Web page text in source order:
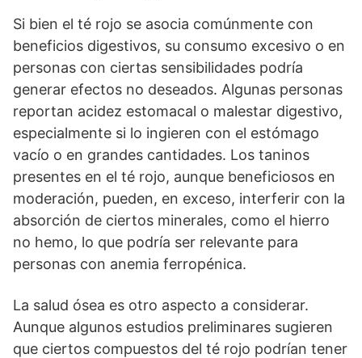
Si bien el té rojo se asocia comúnmente con
beneficios digestivos, su consumo excesivo o en
personas con ciertas sensibilidades podría
generar efectos no deseados. Algunas personas
reportan acidez estomacal o malestar digestivo,
especialmente si lo ingieren con el estómago
vacío o en grandes cantidades. Los taninos
presentes en el té rojo, aunque beneficiosos en
moderación, pueden, en exceso, interferir con la
absorción de ciertos minerales, como el hierro
no hemo, lo que podría ser relevante para
personas con anemia ferropénica.
La salud ósea es otro aspecto a considerar.
Aunque algunos estudios preliminares sugieren
que ciertos compuestos del té rojo podrían tener